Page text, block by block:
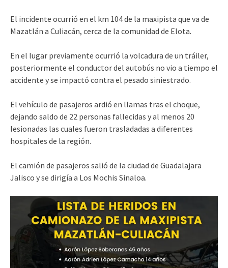
El incidente ocurrió en el km 104 de la maxipista que va de
Mazatlán a Culiacán, cerca de la comunidad de Elota.
En el lugar previamente ocurrió la volcadura de un tráiler,
posteriormente el conductor del autobús no vio a tiempo el
accidente y se impactó contra el pesado siniestrado.
El vehículo de pasajeros ardió en llamas tras el choque,
dejando saldo de 22 personas fallecidas y al menos 20
lesionadas las cuales fueron trasladadas a diferentes
hospitales de la región.
El camión de pasajeros salió de la ciudad de Guadalajara
Jalisco y se dirigía a Los Mochis Sinaloa.